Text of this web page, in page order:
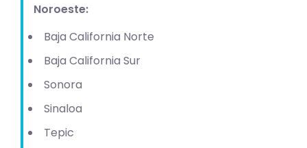
Noroeste:
Baja California Norte
Baja California Sur
Sonora
Sinaloa
Tepic